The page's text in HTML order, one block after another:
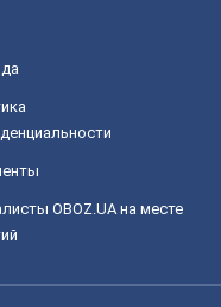
OBOZ.UA на месте